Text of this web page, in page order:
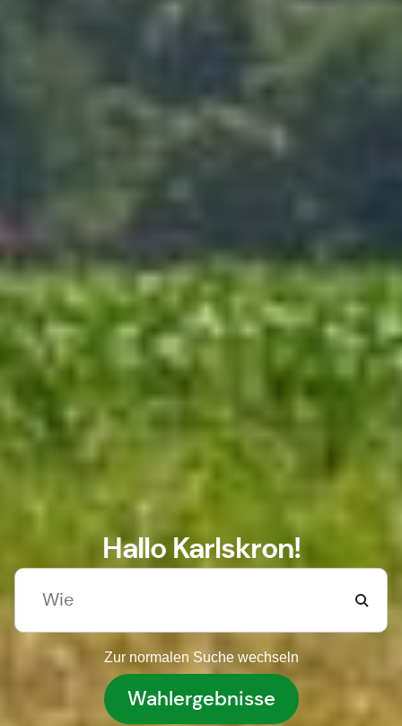
Hallo Karlskron!
Zur normalen Suche wechseln
Wahlergebnisse